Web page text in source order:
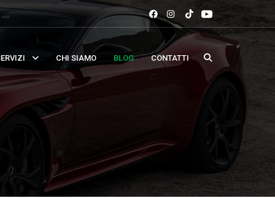
CHI SIAMO BLOG CONTATTI